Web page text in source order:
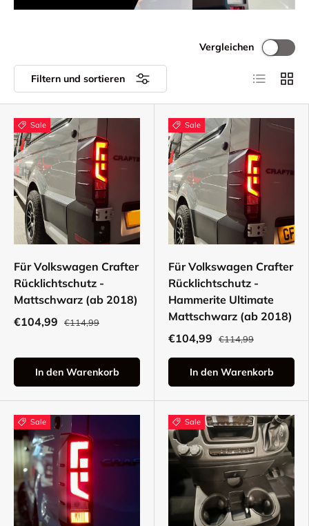
Filtern und sortieren
Vergleichen
Sale
Für Volkswagen Crafter
Rücklichtschutz -
Mattschwarz (ab 2018)
€104,99
€114,99
In den Warenkorb
Sale
Für Volkswagen Crafter
Rücklichtschutz -
Hammerite Ultimate
Mattschwarz (ab 2018)
€104,99
€114,99
In den Warenkorb
Sale Sale